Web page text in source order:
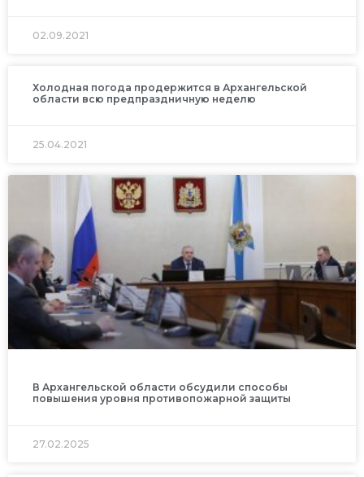
02.09.2021
Холодная погода продержится в Архангельской
области всю предпраздничную неделю
25.04.2021
В Архангельской области обсудили способы
повышения уровня противопожарной защиты
27.02.2025